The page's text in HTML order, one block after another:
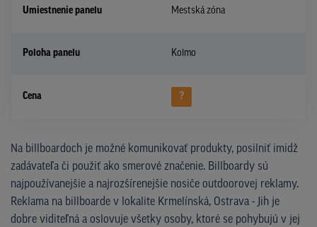
Umiestnenie panelu Mestská zóna
Poloha panelu Kolmo
Cena ?
Na billboardoch je možné komunikovať produkty, posilniť imidž
zadávateľa či použiť ako smerové značenie. Billboardy sú
najpoužívanejšie a najrozšírenejšie nosiče outdoorovej reklamy.
Reklama na billboarde v lokalite Krmelínská, Ostrava - Jih je
dobre viditeľná a oslovuje všetky osoby, ktoré se pohybujú v jej